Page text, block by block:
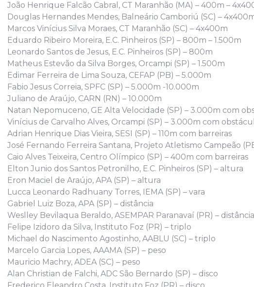
João Henrique Falcão Cabral, CT Maranhão (MA) – 400m –
Douglas Hernandes Mendes, Balneário Camboriú (SC) –
Marcos Vinícius Silva Moraes, CT Maranhão (SC) – 4x400m
Eduardo Ribeiro Moreira, E.C. Pinheiros (SP) – 800m – 1.500m
Leonardo Santos de Jesus, E.C. Pinheiros (SP) – 800m
Matheus Estevão da Silva Borges, Orcampi (SP) – 1.500m
Edimar Ferreira de Lima Souza, CEFAP (PB) – 5.000m
Fabio Jesus Correia, SPFC (SP) – 5.000m -10.000m
Juliano de Araújo, CARN (RN) – 10.000m
Natan Nepomuceno, GE Alta Velocidade (SP) – 3.000m com
Vinícius de Carvalho Alves, Orcampi (SP) – 3.000m com
Adrian Henrique Dias Vieira, SESI (SP) – 110m com barreiras
José Fernando Ferreira Santana, Projeto Atletismo Campeão
Caio Alves Teixeira, Centro Olímpico (SP) – 400m com barreiras
Elton Junio dos Santos Petronilho, E.C. Pinheiros (SP) – altura
Eron Maciel de Araújo, APA (SP) – altura
Lucca Leonardo Radhuany Torres, IEMA (SP) – vara
Gabriel Luiz Boza, APA (SP) – distância
Weslley Bevilaqua Beraldo, ASEMPAR Paranavaí (PR) – distância
Felipe Izidoro da Silva, Instituto Foz (PR) – triplo
Michael do Nascimento Agostinho, AABLU (SC) – triplo
Marcelo Garcia Lopes, AAAMA (SP) – peso
Mauricio Machry, ADEA (SC) – peso
Alan Christian de Falchi, ADC São Bernardo (SP) – disco